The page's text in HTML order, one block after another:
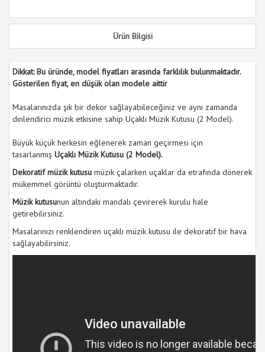
Ürün Bilgisi
Dikkat: Bu üründe, model fiyatları arasında farklılık bulunmaktadır.
Gösterilen fiyat, en düşük olan modele aittir
Masalarınızda şık bir dekor sağlayabileceğiniz ve aynı zamanda
dinlendirici müzik etkisine sahip Uçaklı Müzik Kutusu (2 Model).
Büyük küçük herkesin eğlenerek zaman geçirmesi için
tasarlanmış Uçaklı Müzik Kutusu (2 Model).
Dekoratif müzik kutusu müzik çalarken uçaklar da etrafında dönerek
mükemmel görüntü oluşturmaktadır.
Müzik kutusunun altındaki mandalı çevirerek kurulu hale
getirebilirsiniz.
Masalarınızı renklendiren uçaklı müzik kutusu ile dekoratif bir hava
sağlayabilirsiniz.